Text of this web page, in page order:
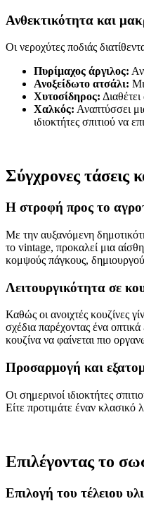
Ανθεκτικότητα και
Οι νεροχύτες ποδιάς
Πυρίμαχος άργιλος:
Ανοξείδωτο ατσάλι:
Χυτοσίδηρος:
Χαλκός: Αναπτύσσει
ιδιοκτήτες σπιτιού να
Σύγχρονες τάσεις
Η στροφή προς το
Με την αυξανόμενη
το vintage, προκαλεί μια
κομψούς πάγκους,
Λειτουργικότητα σε
Καθώς οι ανοιχτές κουζίνες
σχέδια παρέχοντας ένα
κουζίνα να φαίνεται πιο
Προσαρμογή και
Οι σημερινοί ιδιοκτήτες
Είτε προτιμάτε έναν κλασικό
Επιλέγοντας το
Επιλογή του τέλειου